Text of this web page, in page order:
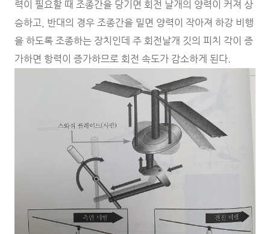
력이 필요할 때 조종간을 당기면 회전 날개의 양력이 커져 상
승하고, 반대의 경우 조종간을 밀면 양력이 작아져 하강 비행
을 하도록 조종하는 장치인데 주 회전날개 깃의 피치 각이 증
가하면 항력이 증가하므로 회전 속도가 감소하게 된다.